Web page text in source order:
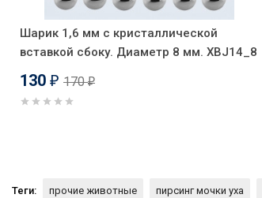
Шарик 1,6 мм с кристаллической
вставкой сбоку. Диаметр 8 мм. XBJ14_8
130 ₽ 170₽
Теги: прочие животные пирсинг мочки уха